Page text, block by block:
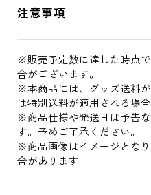
注意事項
※販売予定数に達した時点
合がございます。
※本商品には、グッズ送料
は特別送料が適用される場合
※商品仕様や発送日は予告
す。予めご了承ください。
※商品画像はイメージとな
合があります。